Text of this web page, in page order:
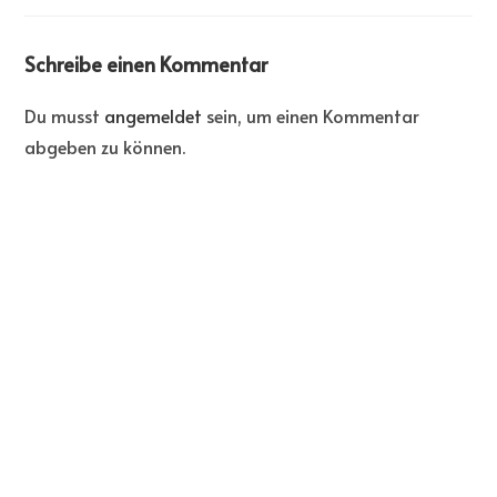
Schreibe einen Kommentar
Du musst angemeldet sein, um einen Kommentar
abgeben zu können.